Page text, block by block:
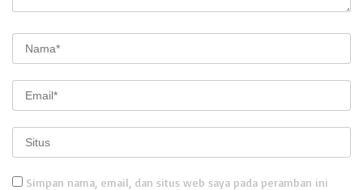
Simpan nama, email, dan situs web saya pada peramban ini